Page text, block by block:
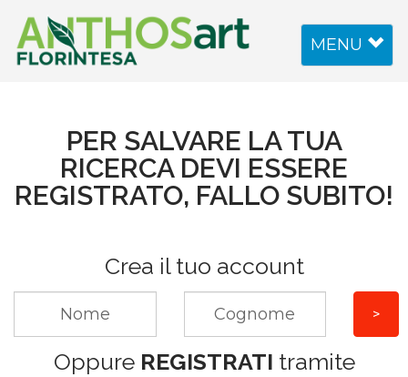
Toggle
navigation
MENU
PER SALVARE LA TUA
RICERCA DEVI ESSERE
REGISTRATO, FALLO SUBITO!
Crea il tuo account
Oppure REGISTRATI tramite